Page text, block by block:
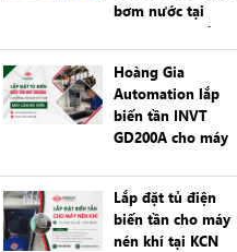
bơm nước tại
Bình Liêu, Quảng
Ninh
Hoàng Gia
Automation lắp
biến tần INVT
GD200A cho máy
Kiến Thụy, Hải
Phòng
Lắp đặt tủ điện
biến tần cho máy
nén khí tại KCN